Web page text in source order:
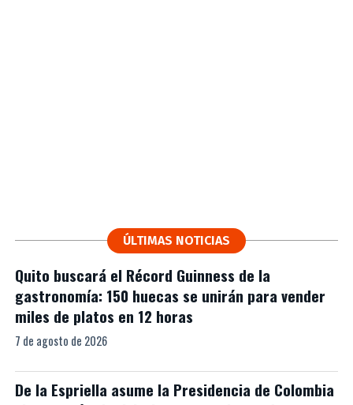
ÚLTIMAS NOTICIAS
Quito buscará el Récord Guinness de la
gastronomía: 150 huecas se unirán para vender
miles de platos en 12 horas
7 de agosto de 2026
De la Espriella asume la Presidencia de Colombia